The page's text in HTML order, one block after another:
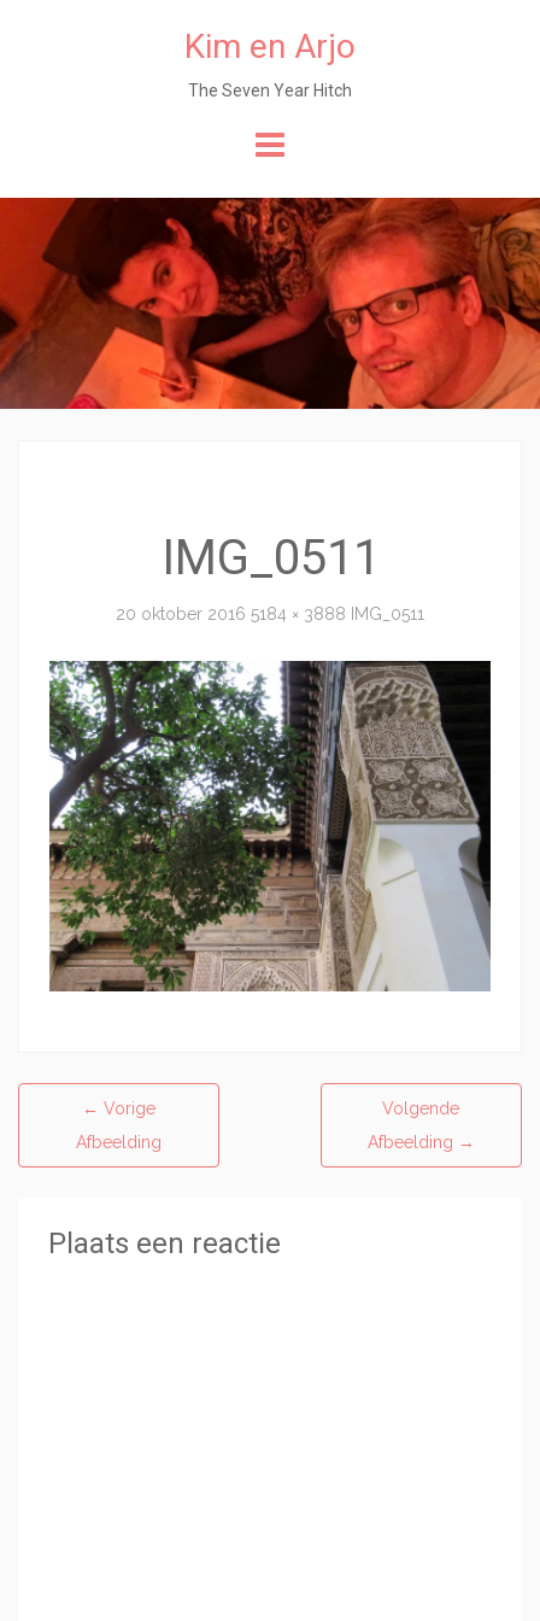
Kim en Arjo
The Seven Year Hitch
content
IMG_0511
20 oktober 2016 5184 × 3888 IMG_0511
← Vorige
Afbeelding
Volgende
Afbeelding →
Plaats een reactie